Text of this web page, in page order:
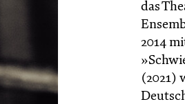
das
2014
(2021)